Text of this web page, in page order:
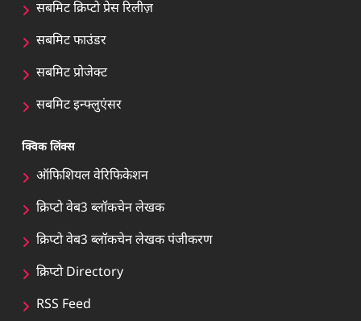
सबमिट क्रिप्टो प्रेस रिलीज़
सबमिट फाउंडर
सबमिट प्रोजेक्ट
सबमिट इन्फ्लुएंसर
क्विक लिंक्स
ऑफिशियल वेरिफिकेशन
क्रिप्टो वेब3 ब्लॉकचेन लेखक
क्रिप्टो वेब3 ब्लॉकचेन लेखक पंजीकरण
क्रिप्टो Directory
RSS Feed